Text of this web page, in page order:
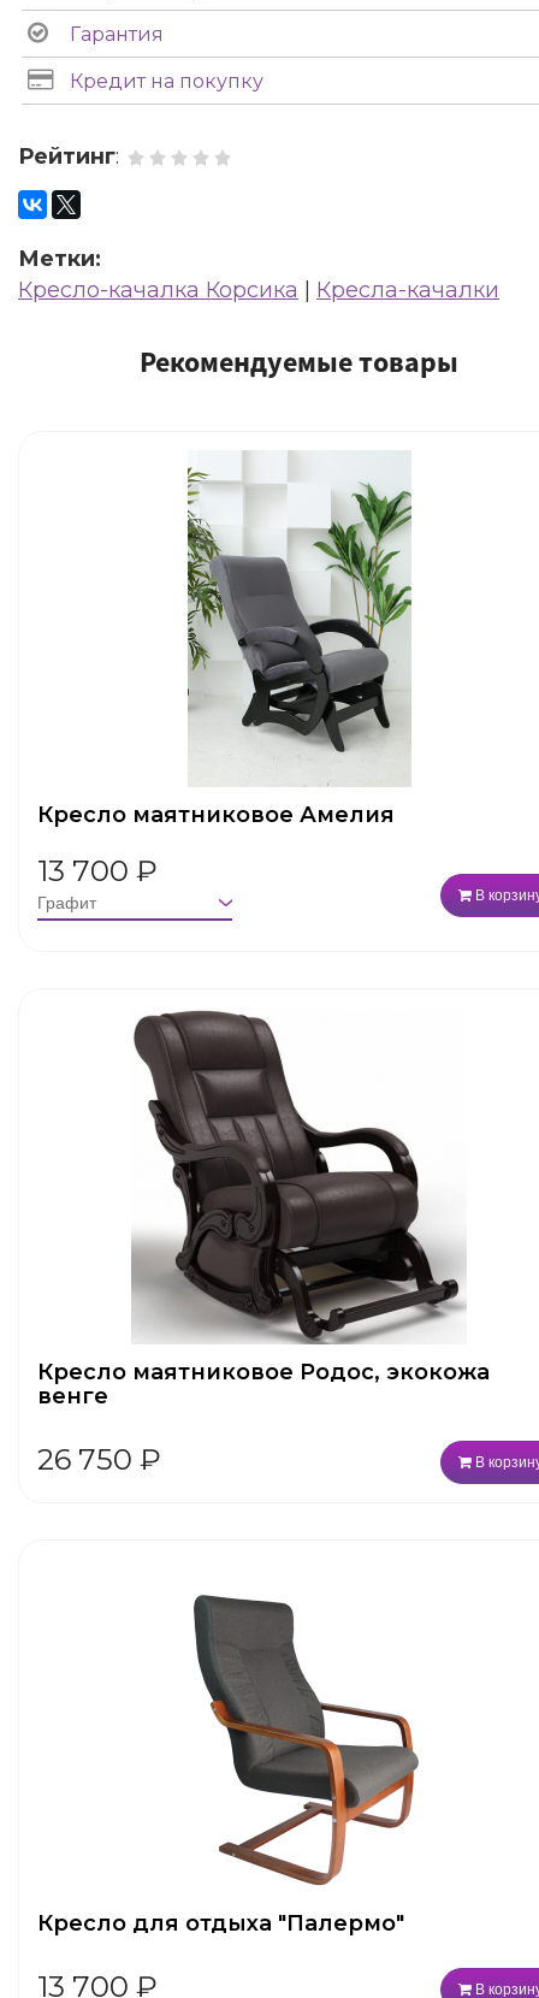
Гарантия
Кредит на покупку
Рейтинг:
Метки:
Кресло-качалка Корсика
Кресла-качалки
Рекомендуемые товары
Кресло маятниковое Амелия
13 700 ₽
В
Кресло маятниковое Родос, экокожа
венге
26 750 ₽ В
Кресло для отдыха "Палермо"
13 700 ₽ В